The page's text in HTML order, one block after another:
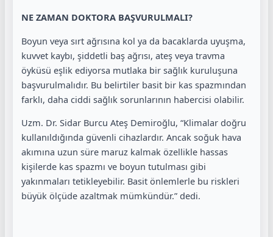
NE ZAMAN DOKTORA BAŞVURULMALI?
Boyun veya sırt ağrısına kol ya da bacaklarda uyuşma,
kuvvet kaybı, şiddetli baş ağrısı, ateş veya travma
öyküsü eşlik ediyorsa mutlaka bir sağlık kuruluşuna
başvurulmalıdır. Bu belirtiler basit bir kas spazmından
farklı, daha ciddi sağlık sorunlarının habercisi olabilir.
Uzm. Dr. Sidar Burcu Ateş Demiroğlu, “Klimalar doğru
kullanıldığında güvenli cihazlardır. Ancak soğuk hava
akımına uzun süre maruz kalmak özellikle hassas
kişilerde kas spazmı ve boyun tutulması gibi
yakınmaları tetikleyebilir. Basit önlemlerle bu riskleri
büyük ölçüde azaltmak mümkündür.” dedi.